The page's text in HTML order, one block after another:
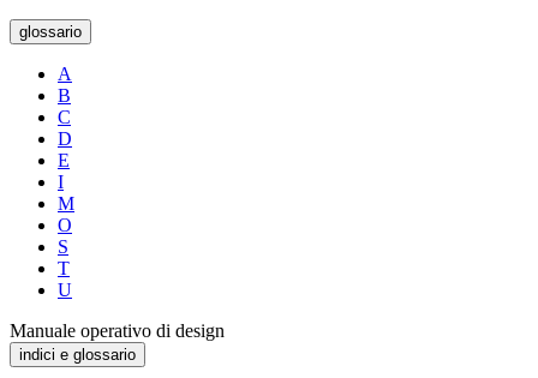
glossario
A
B
C
D
E
I
M
O
S
T
U
Manuale operativo di design
indici e glossario